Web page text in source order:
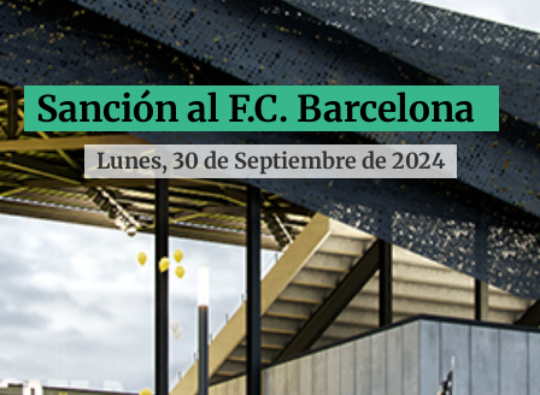
Sanción al F.C. Barcelona
Lunes, 30 de Septiembre de 2024